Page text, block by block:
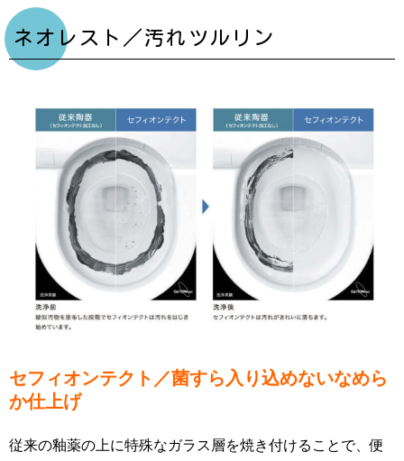
ネオレスト／汚れツルリン
セフィオンテクト／菌すら入り込めないなめら
か仕上げ
従来の釉薬の上に特殊なガラス層を焼き付けることで、便